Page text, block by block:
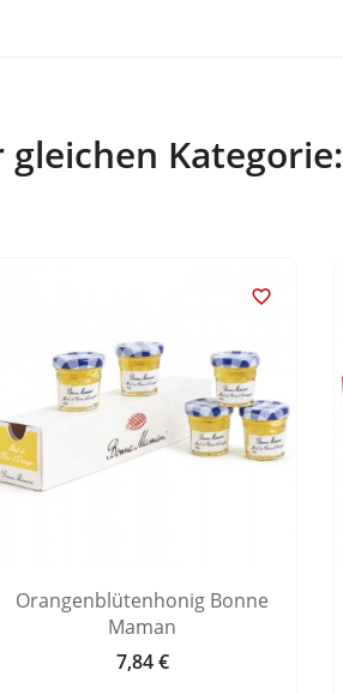
Kategorie:

Orangenblütenhonig Bonne
Maman
Preis
7,84 €